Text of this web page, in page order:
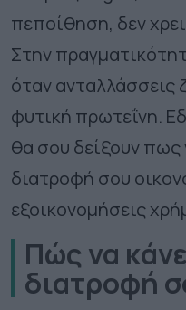
πεποίθηση, δεν
Στην
όταν ανταλλάσσεις
φυτική πρωτεΐνη.
θα σου δείξουν πως
διατροφή σου
εξοικονομήσεις
Πώς να
διατροφή